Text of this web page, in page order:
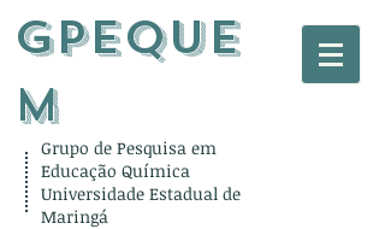
gPEQUE
M
Grupo de Pesquisa em
Educação Química
Universidade Estadual de
Maringá